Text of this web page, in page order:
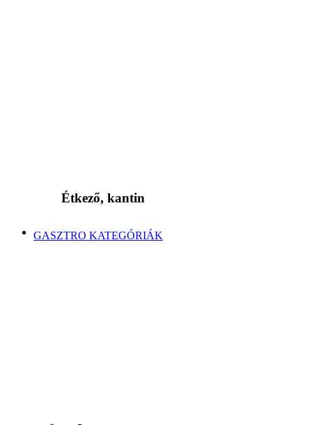
Étkező, kantin
GASZTRO KATEGÓRIÁK